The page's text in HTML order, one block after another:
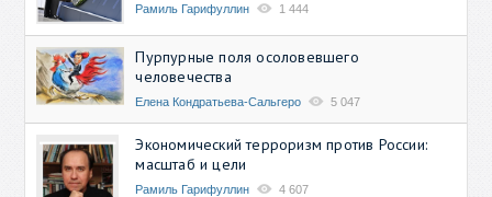
Рамиль Гарифуллин 1 444
Пурпурные поля осоловевшего
человечества
Елена Кондратьева-Сальгеро 5 047
Экономический терроризм против России:
масштаб и цели
Рамиль Гарифуллин 4 607